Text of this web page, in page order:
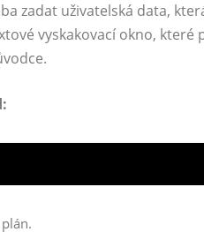
zadat uživatelská data,
vyskakovací okno, které